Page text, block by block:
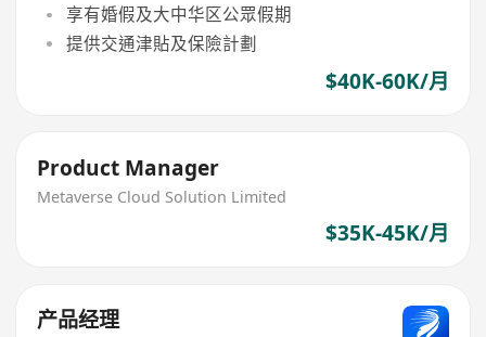
享有婚假及大中华区公眾假期
提供交通津貼及保險計劃
$40K-60K/月
Product Manager
Metaverse Cloud Solution Limited
$35K-45K/月
产品经理